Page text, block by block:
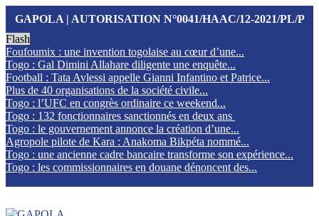
GAPOLA | AUTORISATION N°0041/HAAC/12-2021/PL/P
Flash
Foufoumix : une invention togolaise au cœur d’une...
Togo : Gal Dimini Allahare diligente une enquête...
Football : Tata Avlessi appelle Gianni Infantino et Patrice...
Plus de 40 organisations de la société civile...
Togo : l’UFC en congrès ordinaire ce weekend...
Togo : 132 fonctionnaires sanctionnés en deux ans
Togo : le gouvernement annonce la création d’une...
Agropole pilote de Kara : Anakoma Bikpéta nommé...
Togo : une ancienne cadre bancaire transforme son expérience...
Togo : les commissionnaires en douane dénoncent des...